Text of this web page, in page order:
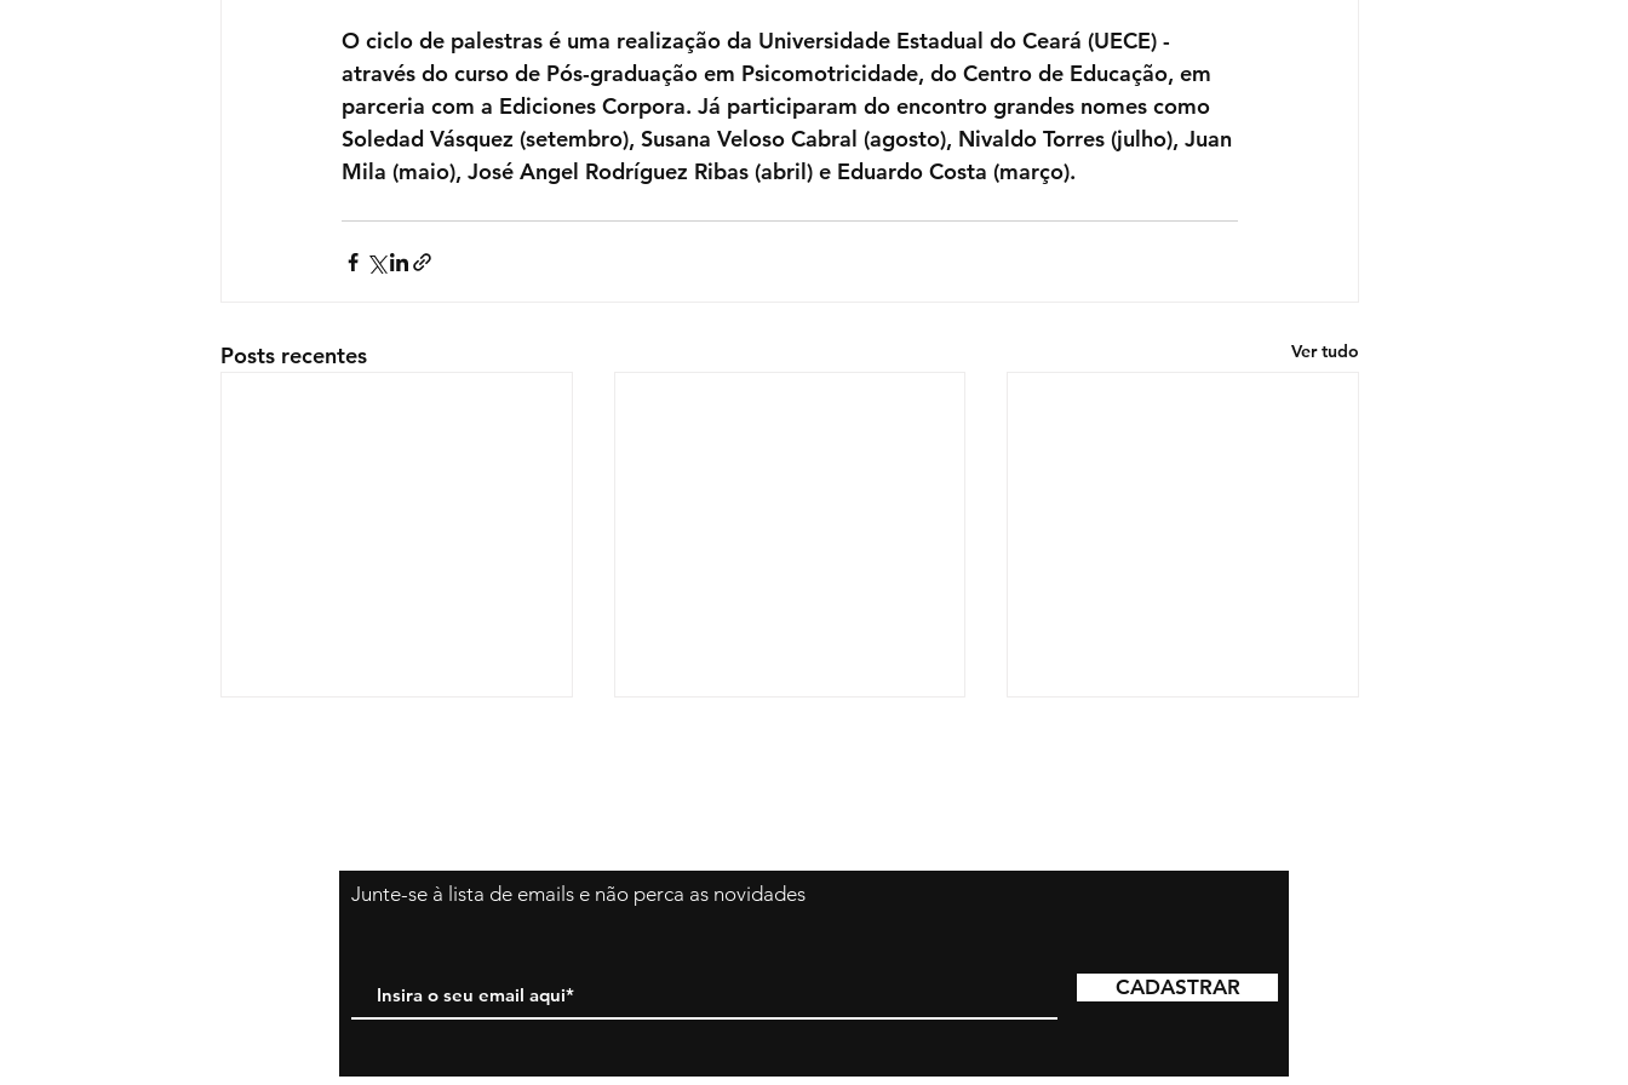
O ciclo de palestras é uma realização da Universidade Estadual do Ceará (UECE) -
através do curso de Pós-graduação em Psicomotricidade, do Centro de Educação, em
parceria com a Ediciones Corpora. Já participaram do encontro grandes nomes como
Soledad Vásquez (setembro), Susana Veloso Cabral (agosto), Nivaldo Torres (julho), Juan
Mila (maio), José Angel Rodríguez Ribas (abril) e Eduardo Costa (março).
Posts recentes Ver tudo
UNEC 2021
formação profissional
contemporânea
Junte-se à lista de emails e não perca as novidades
CADASTRAR